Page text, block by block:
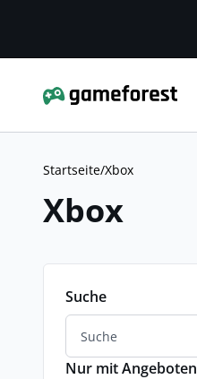
Startseite/Xbox
Xbox
Suche
Nur mit Angeboten